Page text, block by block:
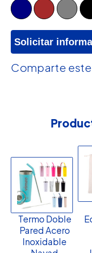
Solicitar
Comparte
Termo Doble
Pared Acero
Inoxidable